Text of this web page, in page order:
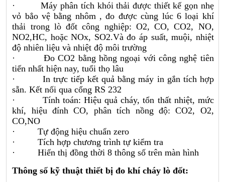
· Máy phân tích khói thải được thiết kế gọn nhẹ
vỏ bẳo vệ bằng nhôm , đo được cùng lúc 6 loại khí
thải trong lò đốt công nghiệp: O2, CO, CO2, NO,
NO2,HC, hoặc NOx, SO2.Và đo áp suất, muội, nhiệt
độ nhiên liệu và nhiệt độ môi trường
· Đo CO2 bằng hồng ngoại với công nghệ tiên
tiến nhất hiện nay, tuổi thọ lâu
· In trực tiếp kết quả bằng máy in gắn tích hợp
sẵn. Kết nối qua cổng RS 232
· Tính toán: Hiệu quả cháy, tổn thất nhiệt, mức
khí, hiệu đính CO, phân tích nồng độ: CO2, O2,
CO,NO
· Tự động hiệu chuẩn zero
· Tích hợp chương trình tự kiểm tra
· Hiển thị đồng thời 8 thông số trên màn hình
Thông số kỹ thuật thiết bị đo khí cháy lò đốt: